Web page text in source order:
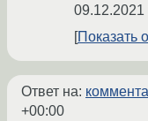
09.12.2021
Показать
Ответ на:
+00:00